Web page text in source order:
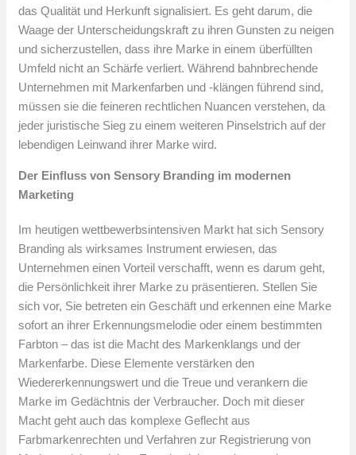
das Qualität und Herkunft signalisiert. Es geht darum, die
Waage der Unterscheidungskraft zu ihren Gunsten zu neigen
und sicherzustellen, dass ihre Marke in einem überfüllten
Umfeld nicht an Schärfe verliert. Während bahnbrechende
Unternehmen mit Markenfarben und -klängen führend sind,
müssen sie die feineren rechtlichen Nuancen verstehen, da
jeder juristische Sieg zu einem weiteren Pinselstrich auf der
lebendigen Leinwand ihrer Marke wird.
Der Einfluss von Sensory Branding im modernen
Marketing
Im heutigen wettbewerbsintensiven Markt hat sich Sensory
Branding als wirksames Instrument erwiesen, das
Unternehmen einen Vorteil verschafft, wenn es darum geht,
die Persönlichkeit ihrer Marke zu präsentieren. Stellen Sie
sich vor, Sie betreten ein Geschäft und erkennen eine Marke
sofort an ihrer Erkennungsmelodie oder einem bestimmten
Farbton – das ist die Macht des Markenklangs und der
Markenfarbe. Diese Elemente verstärken den
Wiedererkennungswert und die Treue und verankern die
Marke im Gedächtnis der Verbraucher. Doch mit dieser
Macht geht auch das komplexe Geflecht aus
Farbmarkenrechten und Verfahren zur Registrierung von